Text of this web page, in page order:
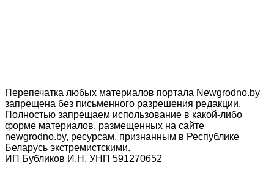
Перепечатка любых материалов портала Newgrodno.by
запрещена без письменного разрешения редакции.
Полностью запрещаем использование в какой-либо
форме материалов, размещенных на сайте
newgrodno.by, ресурсам, признанным в Республике
Беларусь экстремистскими.
ИП Бубликов И.Н. УНП 591270652